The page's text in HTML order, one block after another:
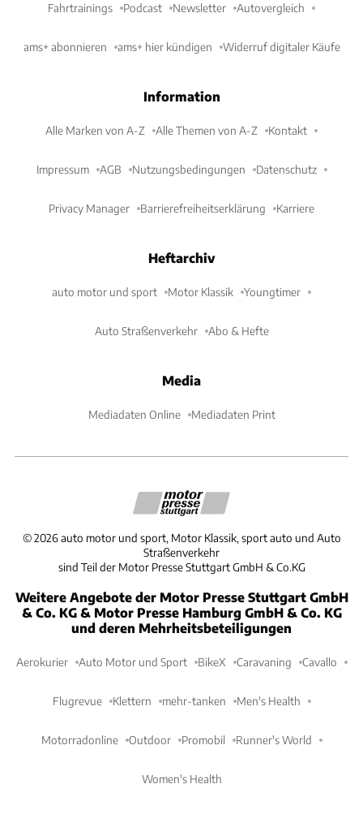
Fahrtrainings Podcast Newsletter Autovergleich
ams+ abonnieren ams+ hier kündigen Widerruf digitaler Käufe
Information
Alle Marken von A-Z Alle Themen von A-Z Kontakt
Impressum AGB Nutzungsbedingungen Datenschutz
Privacy Manager Barrierefreiheitserklärung Karriere
Heftarchiv
auto motor und sport Motor Klassik Youngtimer
Auto Straßenverkehr Abo & Hefte
Media
Mediadaten Online Mediadaten Print
©2026 auto motor und sport, Motor Klassik, sport auto und Auto
Straßenverkehr
sind Teil der Motor Presse Stuttgart GmbH & Co.KG
Weitere Angebote der Motor Presse Stuttgart GmbH
& Co. KG & Motor Presse Hamburg GmbH & Co. KG
und deren Mehrheitsbeteiligungen
Aerokurier Auto Motor und Sport BikeX Caravaning Cavallo
Flugrevue Klettern mehr-tanken Men's Health
Motorradonline Outdoor Promobil Runner's World
Women's Health